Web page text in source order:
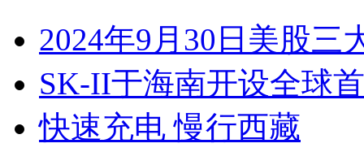
2024年9月30日美股三
SK-II于海南开设全球首
快速充电 慢行西藏